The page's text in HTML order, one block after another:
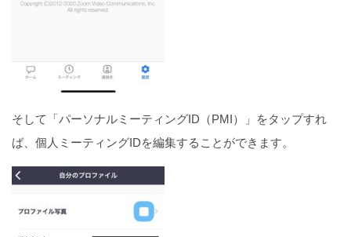
そして「パーソナルミーティングID（PMI）」をタップすれ
ば、個人ミーティングIDを編集することができます。